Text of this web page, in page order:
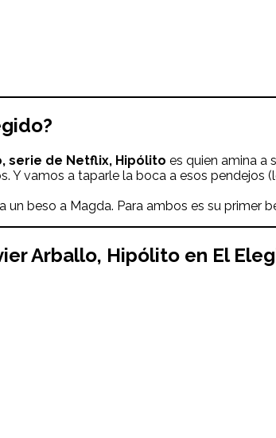
?
, serie de Netflix, Hipólito es quien amina a
Y vamos a taparle la boca a esos pendejos
un beso a Magda. Para ambos es su primer
Arballo, Hipólito en El